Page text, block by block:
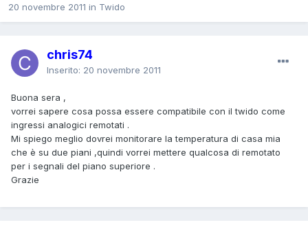
20 novembre 2011 in Twido
chris74
Inserito: 20 novembre 2011
Buona sera ,
vorrei sapere cosa possa essere compatibile con il twido come
ingressi analogici remotati .
Mi spiego meglio dovrei monitorare la temperatura di casa mia
che è su due piani ,quindi vorrei mettere qualcosa di remotato
per i segnali del piano superiore .
Grazie